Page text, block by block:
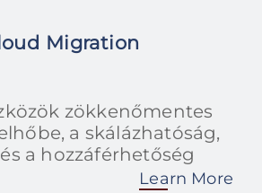
Migration
zökkenőmentes
a skálázhatóság,
a hozzáférhetőség
Learn More